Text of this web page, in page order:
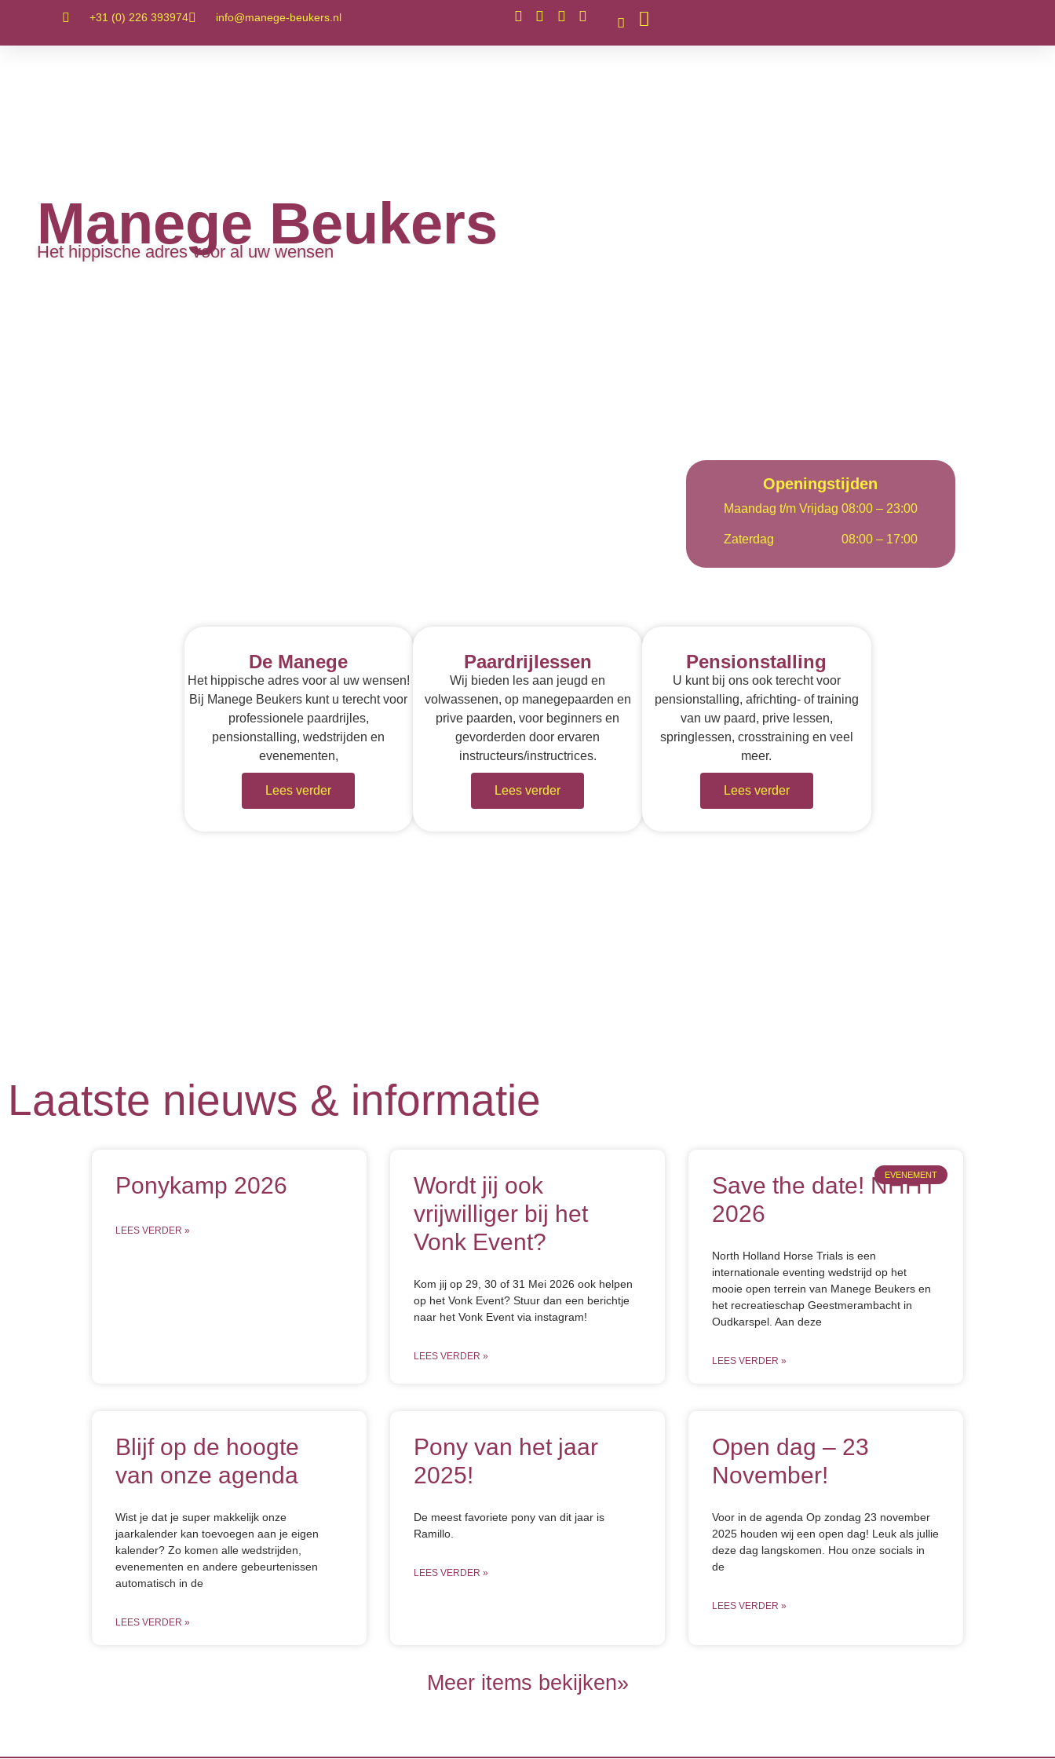
+31 (0) 226 393974 info@manege-beukers.nl
Manege Beukers
Het hippische adres voor al uw wensen
Openingstijden
Maandag t/m Vrijdag
Zaterdag
08:00 – 23:00
08:00 – 17:00
De Manege
Het hippische adres voor al uw wensen!
Bij Manege Beukers kunt u terecht voor
professionele paardrijles,
pensionstalling, wedstrijden en
evenementen,
Lees verder
Paardrijlessen
Wij bieden les aan jeugd en
volwassenen, op manegepaarden en
prive paarden, voor beginners en
gevorderden door ervaren
instructeurs/instructrices.
Lees verder
Pensionstalling
U kunt bij ons ook terecht voor
pensionstalling, africhting- of training
van uw paard, prive lessen,
springlessen, crosstraining en veel
meer.
Lees verder
Laatste nieuws & informatie
Ponykamp 2026
LEES VERDER »
Wordt jij ook
vrijwilliger bij het
Vonk Event?
Kom jij op 29, 30 of 31 Mei 2026 ook helpen
op het Vonk Event? Stuur dan een berichtje
naar het Vonk Event via instagram!
LEES VERDER »
EVENEMENT
Save the date! NHHT
2026
North Holland Horse Trials is een
internationale eventing wedstrijd op het
mooie open terrein van Manege Beukers en
het recreatieschap Geestmerambacht in
Oudkarspel. Aan deze
LEES VERDER »
Blijf op de hoogte
van onze agenda
Wist je dat je super makkelijk onze
jaarkalender kan toevoegen aan je eigen
kalender? Zo komen alle wedstrijden,
evenementen en andere gebeurtenissen
automatisch in de
LEES VERDER »
Pony van het jaar
2025!
De meest favoriete pony van dit jaar is
Ramillo.
LEES VERDER »
Open dag – 23
November!
Voor in de agenda Op zondag 23 november
2025 houden wij een open dag! Leuk als jullie
deze dag langskomen. Hou onze socials in
de
LEES VERDER »
Meer items bekijken»